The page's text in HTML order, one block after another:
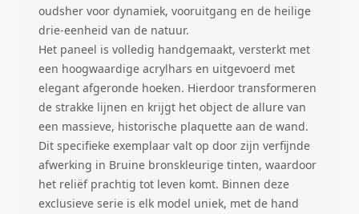
oudsher voor dynamiek, vooruitgang en de heilige
drie-eenheid van de natuur.
Het paneel is volledig handgemaakt, versterkt met
een hoogwaardige acrylhars en uitgevoerd met
elegant afgeronde hoeken. Hierdoor transformeren
de strakke lijnen en krijgt het object de allure van
een massieve, historische plaquette aan de wand.
Dit specifieke exemplaar valt op door zijn verfijnde
afwerking in Bruine bronskleurige tinten, waardoor
het reliëf prachtig tot leven komt. Binnen deze
exclusieve serie is elk model uniek, met de hand